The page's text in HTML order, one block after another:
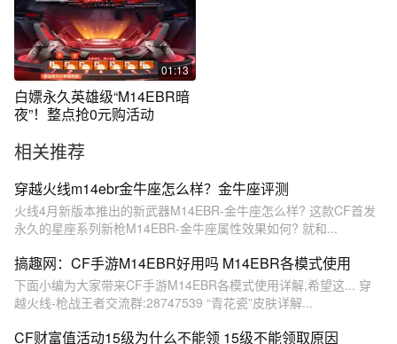
01:13
白嫖永久英雄级“M14EBR暗
夜”！整点抢0元购活动
相关推荐
穿越火线m14ebr金牛座怎么样？金牛座评测
火线4月新版本推出的新武器M14EBR-金牛座怎么样? 这款CF首发
永久的星座系列新枪M14EBR-金牛座属性效果如何? 就和...
搞趣网：CF手游M14EBR好用吗 M14EBR各模式使用
下面小编为大家带来CF手游M14EBR各模式使用详解,希望这... 穿
越火线-枪战王者交流群:28747539 “青花瓷”皮肤详解...
CF财富值活动15级为什么不能领 15级不能领取原因